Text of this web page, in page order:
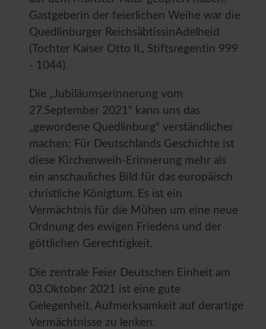
Gastgeberin der feierlichen Weihe war die
Quedlinburger ReichsäbtissinAdelheid
(Tochter Kaiser Otto II., Stiftsregentin 999
- 1044).
Die „Jubiläumserinnerung vom
27.September 2021" kann uns das
„gewordene Quedlinburg“ verständlicher
machen: Für Deutschlands Geschichte ist
diese Kirchenweih-Erinnerung mehr als
ein anschauliches Bild für das europäisch
christliche Königtum. Es ist ein
Vermächtnis für die Mühen um eine neue
Ordnung des ewigen Friedens und der
göttlichen Gerechtigkeit.
Die zentrale Feier Deutschen Einheit am
03.Oktober 2021 ist eine gute
Gelegenheit, Aufmerksamkeit auf derartige
Vermächtnisse zu lenken.